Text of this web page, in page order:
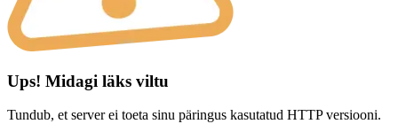
Ups! Midagi läks viltu
Tundub, et server ei toeta sinu päringus kasutatud HTTP versiooni.